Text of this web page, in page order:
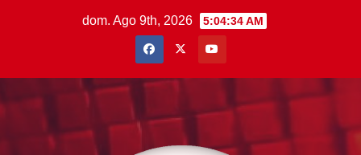
dom. Ago 9th, 2026 5:04:35 AM